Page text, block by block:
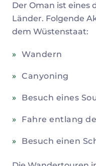
Der Oman ist eines
Länder. Folgende
dem Wüstenstaat:
Wandern
Canyoning
Besuch eines
Fahre entlang
Besuch einen